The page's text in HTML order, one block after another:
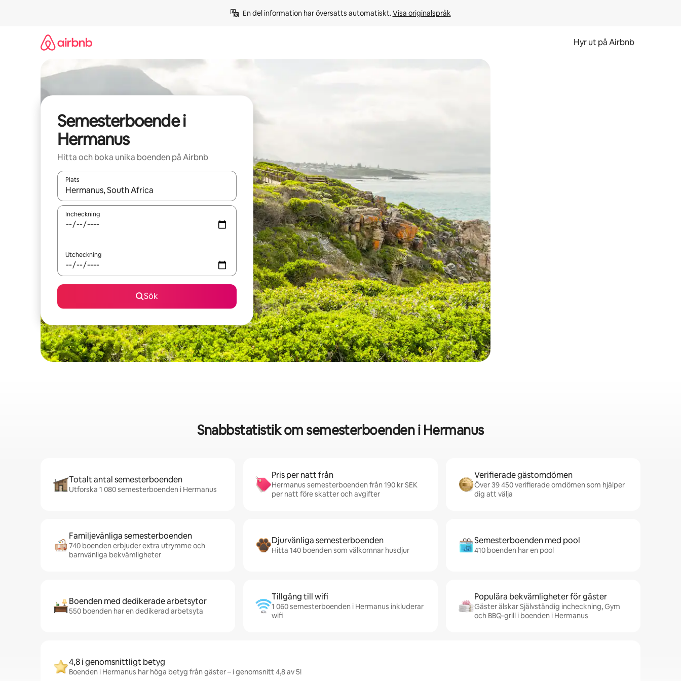
En del information har översatts automatiskt. Visa originalspråk
Hyr ut på Airbnb
Semesterboende i
Hermanus
Hitta och boka unika boenden på Airbnb
Plats
När resultaten är tillgängliga kan du navigera med upp- och nedåtpilarna eller utforska genom att trycka eller svepa.
Incheckning
Utcheckning
Sök
Snabbstatistik om semesterboenden i Hermanus
Totalt antal semesterboenden
Utforska 1 080 semesterboenden i Hermanus
Pris per natt från
Hermanus semesterboenden från 190 kr SEK
per natt före skatter och avgifter
Verifierade gästomdömen
Över 39 450 verifierade omdömen som hjälper
dig att välja
Familjevänliga semesterboenden
740 boenden erbjuder extra utrymme och
barnvänliga bekvämligheter
Djurvänliga semesterboenden
Hitta 140 boenden som välkomnar husdjur
Semesterboenden med pool
410 boenden har en pool
Boenden med dedikerade arbetsytor
550 boenden har en dedikerad arbetsyta
Tillgång till wifi
1 060 semesterboenden i Hermanus inkluderar
wifi
Populära bekvämligheter för gäster
Gäster älskar Självständig incheckning, Gym
och BBQ-grill i boenden i Hermanus
4,8 i genomsnittligt betyg
Boenden i Hermanus har höga betyg från gäster – i genomsnitt 4,8 av 5!